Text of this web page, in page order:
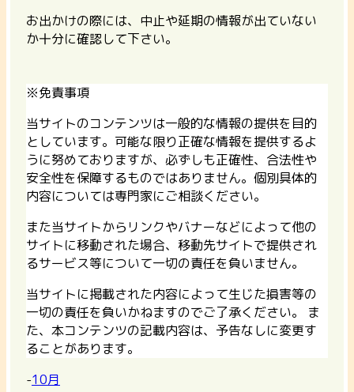
お出かけの際には、中止や延期の情報が出ていない
か十分に確認して下さい。
※免責事項
当サイトのコンテンツは一般的な情報の提供を目的
としています。可能な限り正確な情報を提供するよ
うに努めておりますが、必ずしも正確性、合法性や
安全性を保障するものではありません。個別具体的
内容については専門家にご相談ください。
また当サイトからリンクやバナーなどによって他の
サイトに移動された場合、移動先サイトで提供され
るサービス等について一切の責任を負いません。
当サイトに掲載された内容によって生じた損害等の
一切の責任を負いかねますのでご了承ください。 ま
た、本コンテンツの記載内容は、予告なしに変更す
ることがあります。
-10月